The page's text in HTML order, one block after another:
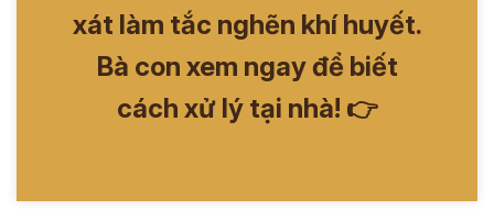
xát làm tắc nghẽn khí huyết.
Bà con xem ngay để biết
cách xử lý tại nhà! 👉